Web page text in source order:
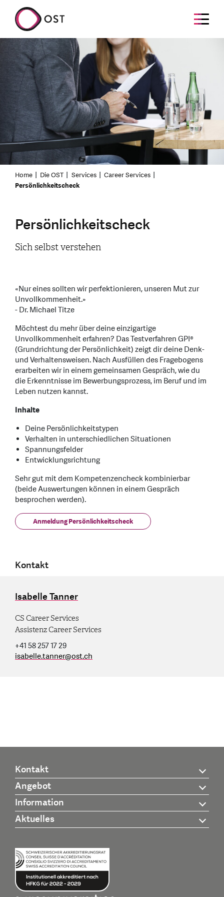
Home Die OST Services
Career Services
Persönlichkeitscheck
Persönlichkeitscheck
Sich selbst verstehen
«Nur eines sollten wir perfektionieren, unseren Mut zur
Unvollkommenheit.»
- Dr. Michael Titze
Möchtest du mehr über deine einzigartige
Unvollkommenheit erfahren? Das Testverfahren GPI®
(Grundrichtung der Persönlichkeit) zeigt dir deine Denk-
und Verhaltensweisen. Nach Ausfüllen des Fragebogens
erarbeiten wir in einem gemeinsamen Gespräch, wie du
die Erkenntnisse im Bewerbungsprozess, im Beruf und im
Leben nutzen kannst.
Inhalte
Deine Persönlichkeitstypen
Verhalten in unterschiedlichen Situationen
Spannungsfelder
Entwicklungsrichtung
Sehr gut mit dem Kompetenzencheck kombinierbar
(beide Auswertungen können in einem Gespräch
besprochen werden).
Anmeldung Persönlichkeitscheck
Kontakt
Isabelle Tanner
CS Career Services
Assistenz Career Services
+41 58 257 17 29
isabelle.tanner@ost.ch
Kontakt
Angebot
Information
Aktuelles